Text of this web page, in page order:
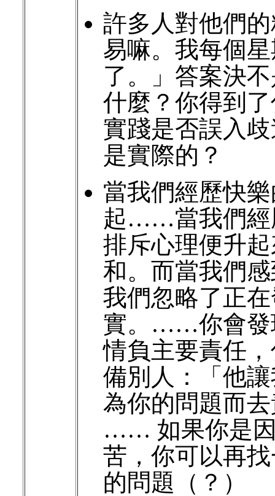
許多人對他們
易嘛。我每個
了。」答案決
什麼？你得到
實踐是否誤入
是實際的？
當我們經歷快
起……當我們經
排斥心理便升
和。而當我們
我們忽略了正
實。……你會發
情負主要責任
備別人：「他
為你的問題而
…… 如果你是因
苦，你可以再
的問題（？）